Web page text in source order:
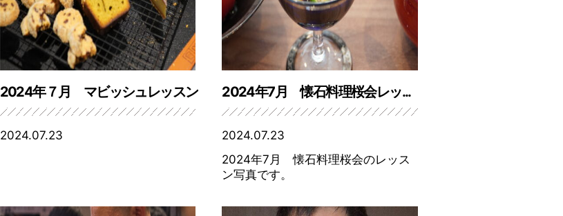
2024年７月 マビッシュレッスン
2024.07.23
2024年7月 懐石料理桜会レッ...
2024.07.23
2024年7月 懐石料理桜会のレッス
ン写真です。